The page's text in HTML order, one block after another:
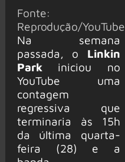
Fonte:
Reprodução/YouTube
Na semana
passada, o Linkin
Parkiniciou no
YouTube uma
contagem
regressiva que
terminaria às 15h
da última quarta-
feira (28) e a